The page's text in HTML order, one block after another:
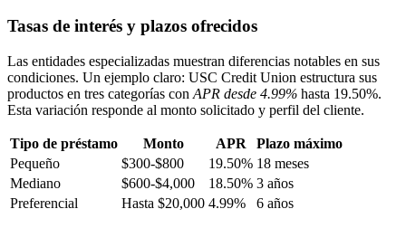
Tasas de interés y plazos ofrecidos
Las entidades especializadas muestran diferencias notables en sus
condiciones. Un ejemplo claro: USC Credit Union estructura sus
productos en tres categorías con APR desde 4.99% hasta 19.50%.
Esta variación responde al monto solicitado y perfil del cliente.
Tipo de préstamo Monto APR
Plazo máximo
Pequeño
$300-$800 19.50% 18 meses
Mediano
$600-$4,000 18.50% 3 años
Preferencial
Hasta $20,000 4.99% 6 años